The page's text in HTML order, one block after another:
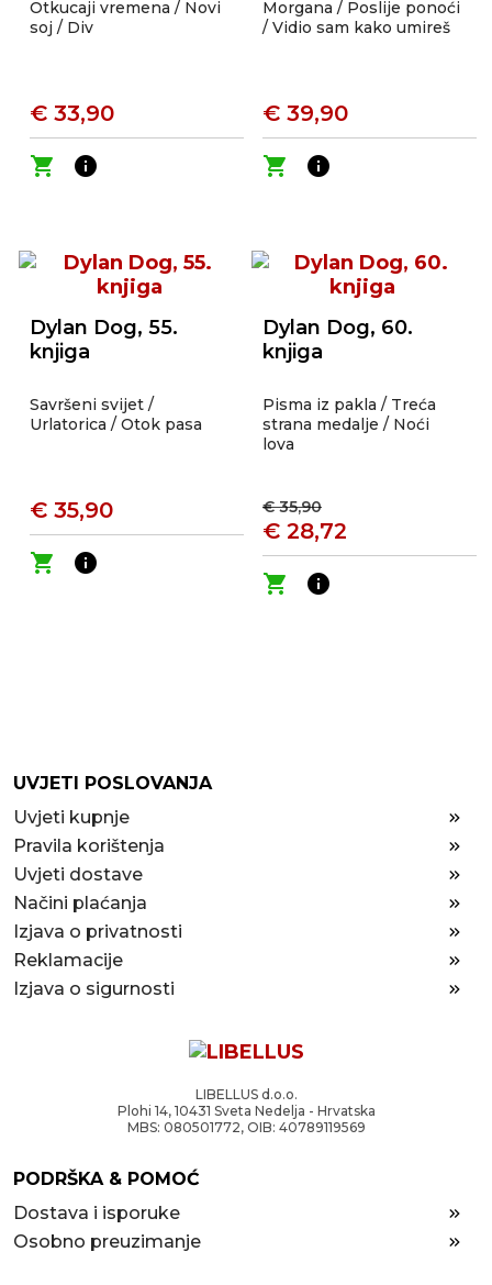
Otkucaji vremena / Novi
soj / Div
€ 33,90
shopping_cart
info
Morgana / Poslije ponoći
/ Vidio sam kako umireš
€ 39,90
shopping_cart
info
Dylan Dog, 55.
knjiga
Savršeni svijet /
Urlatorica / Otok pasa
€ 35,90
shopping_cart
info
Dylan Dog, 60.
knjiga
Pisma iz pakla / Treća
strana medalje / Noći
lova
€ 35,90
€ 28,72
shopping_cart
info
UVJETI POSLOVANJA
Uvjeti kupnje
Pravila korištenja
Uvjeti dostave
Načini plaćanja
Izjava o privatnosti
Reklamacije
Izjava o sigurnosti
LIBELLUS d.o.o.
Plohi 14, 10431 Sveta Nedelja - Hrvatska
MBS: 080501772, OIB: 40789119569
PODRŠKA & POMOĆ
Dostava i isporuke
Osobno preuzimanje